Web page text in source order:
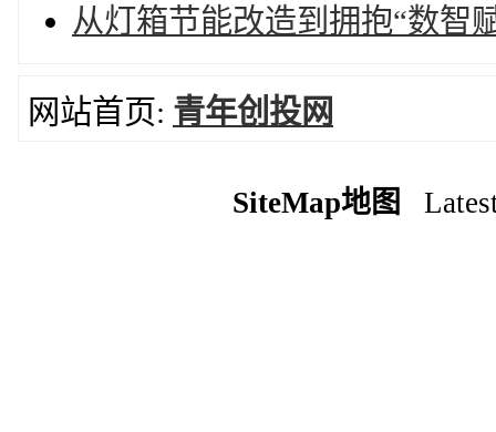
从灯箱节能改造到拥抱“数智
网站首页: 青年创投网
SiteMap地图